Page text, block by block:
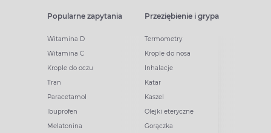
Popularne zapytania
Witamina D
Witamina C
Krople do oczu
Tran
Paracetamol
Ibuprofen
Melatonina
Przeziębienie i grypa
Termometry
Krople do nosa
Inhalacje
Katar
Kaszel
Olejki eteryczne
Gorączka